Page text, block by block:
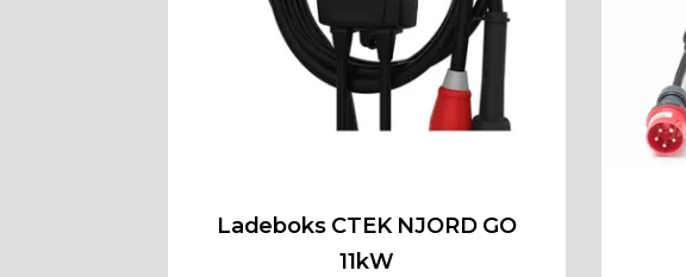
Ladeboks CTEK NJORD GO
11kW